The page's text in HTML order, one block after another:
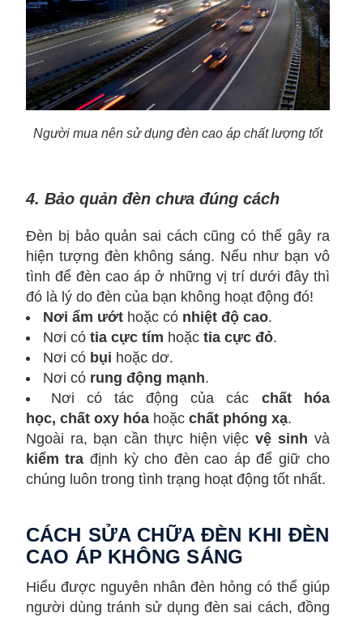
Người mua nên sử dụng đèn cao áp chất lượng tốt
4. Bảo quản đèn chưa đúng cách
Đèn bị bảo quản sai cách cũng có thể gây ra
hiện tượng đèn không sáng. Nếu như bạn vô
tình để đèn cao áp ở những vị trí dưới đây thì
đó là lý do đèn của bạn không hoạt động đó!
Nơi ẩm ướthoặc có nhiệt độ cao.
Nơi có tia cực tím hoặc tia cực đỏ.
Nơi có bụi hoặc dơ.
Nơi có rung động mạnh.
Nơi có tác động của các chất hóa
học, chất oxy hóahoặc chất phóng xạ.
Ngoài ra, bạn cần thực hiện việcvệ sinh và
kiểm tra định kỳ cho đèn cao áp để giữ cho
chúng luôn trong tình trạng hoạt động tốt nhất.
CÁCH SỬA CHỮA ĐÈN KHI ĐÈN
CAO ÁP KHÔNG SÁNG
Hiểu được nguyên nhân đèn hỏng có thể giúp
người dùngtránh sử dụng đèn sai cách, đồng